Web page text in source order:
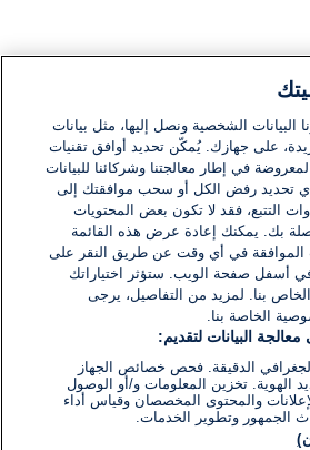
حتى الآن. كن الأول!
...
البيانات الشخصية ونصل إليها، مثل بيانات
على جهازك. يُمكّن تحديد أوافق تقنيات
في إطار معالجتنا وشركائنا للبيانات
تحديد رفض الكل أو سحب موافقتك إلى
التتبع، فقد لا تكون بعض المحتويات
صلة بك. يمكنك إعادة عرض هذه القائمة
الموافقة في أي وقت عن طريق النقر على
في أسفل صفحة الويب. ستؤثر اختياراتك
بنا. لمزيد من التفاصيل، يرجى
الخاصة بنا.
البيانات لتقديم:
الدقيقة. فحص خصائص الجهاز
الهوية. تخزين المعلومات و/أو الوصول
والمحتوى المخصصان وقياس أداء
الجمهور وتطوير الخدمات.